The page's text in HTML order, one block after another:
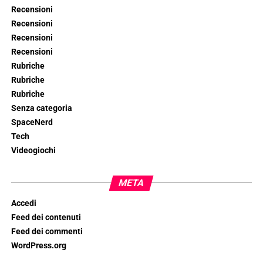
Recensioni
Recensioni
Recensioni
Recensioni
Rubriche
Rubriche
Rubriche
Senza categoria
SpaceNerd
Tech
Videogiochi
META
Accedi
Feed dei contenuti
Feed dei commenti
WordPress.org